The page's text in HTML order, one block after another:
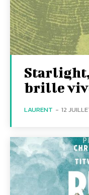
brille
LAURENT - 12